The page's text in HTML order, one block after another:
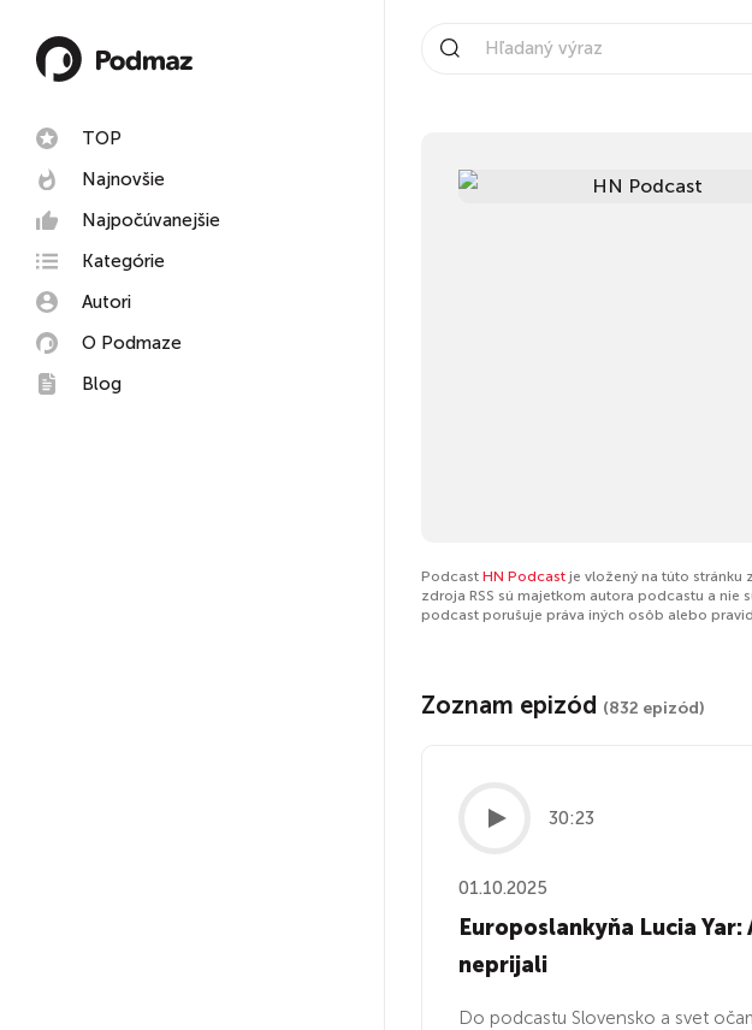
TOP
Najnovšie
Najpočúvanejšie
Kategórie
Autori
O Podmaze
Blog
Podcast HN Podcast je vložený na túto stránku
zdroja RSS sú majetkom autora podcastu a
podcast porušuje práva iných osôb alebo
Zoznam epizód (832 epizód)
30:23
01.10.2025
Europoslankyňa Lucia
neprijali
Do podcastu Slovensko a svet